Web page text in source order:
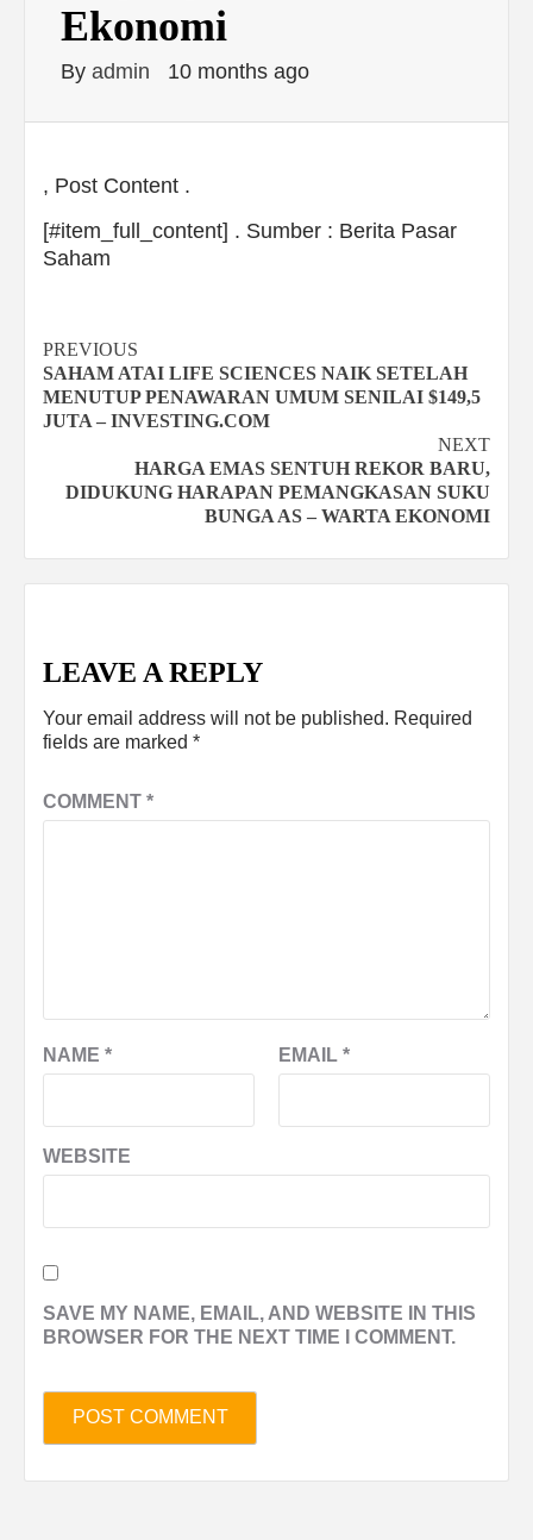
Ekonomi
By admin 10 months ago
, Post Content .
[#item_full_content] . Sumber : Berita Pasar
Saham
Continue
Reading
PREVIOUS
SAHAM ATAI LIFE SCIENCES NAIK SETELAH
MENUTUP PENAWARAN UMUM SENILAI $149,5
JUTA – INVESTING.COM
NEXT
HARGA EMAS SENTUH REKOR BARU,
DIDUKUNG HARAPAN PEMANGKASAN SUKU
BUNGA AS – WARTA EKONOMI
LEAVE A REPLY
Your email address will not be published. Required
fields are marked *
COMMENT *
NAME * EMAIL *
WEBSITE
SAVE MY NAME, EMAIL, AND WEBSITE IN THIS
BROWSER FOR THE NEXT TIME I COMMENT.